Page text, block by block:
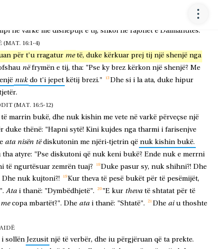
dhe
në varkë me dishepujt e tij, shkoi në rajonet e Dalmanutës.
(MAT. 16:1-4)
për t'u rragatur me të, duke kërkuar prej tij një shenjë nga
në frymën e tij, tha: "Pse ky brez kërkon një shenjë? Me
nuk do t'i jepet këtij brezi." Dhe si i la ata, duke hipur
(MAT. 16:5-12)
të marrin bukë, dhe nuk kishin me vete në varkë përveçse një
duke thënë: "Hapni sytë! Kini kujdes nga tharmi i farisenjve
ata nisën të diskutonin me njëri-tjetrin që nuk kishin bukë.
tha atyre: "Pse diskutoni që nuk keni bukë? Ende nuk e merrni
të ngurtësuar zemrën tuaj? Duke pasur sy, nuk shihni?! Dhe
Dhe nuk kujtoni?! Kur theva të pesë bukët për të pesëmijët,
Ata i thanë: "Dymbëdhjetë". "E kur theva të shtatat për të
me copa mbartët?". Dhe ata i thanë: "Shtatë". Dhe ai u thoshte
i sollën Jezusit një të verbër, dhe iu përgjëruan që ta prekte.